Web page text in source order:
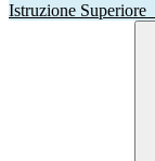
Istruzione Superiore